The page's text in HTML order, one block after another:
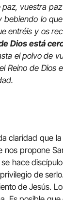
vuestra
lo
entréis y os
Dios está
el polvo de
Reino de Dios
claridad que
nos propone
hace
de
de Jesús.